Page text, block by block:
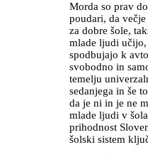
Morda so prav
poudari, da
za dobre šole,
mlade ljudi
spodbujajo k
svobodno in
temelju
sedanjega in še
da je ni in je ne
mlade ljudi v
prihodnost
šolski sistem